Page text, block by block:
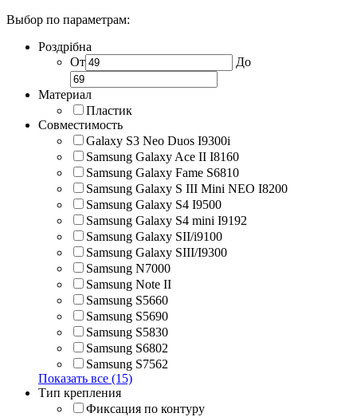
Выбор по параметрам:
Роздрібна
От
До
Материал
Пластик
Совместимость
Galaxy S3 Neo Duos I9300i
Samsung Galaxy Ace II I8160
Samsung Galaxy Fame S6810
Samsung Galaxy S III Mini NEO I8200
Samsung Galaxy S4 I9500
Samsung Galaxy S4 mini I9192
Samsung Galaxy SII/i9100
Samsung Galaxy SIII/I9300
Samsung N7000
Samsung Note II
Samsung S5660
Samsung S5690
Samsung S5830
Samsung S6802
Samsung S7562
Показать все (15)
Тип крепления
Фиксация по контуру